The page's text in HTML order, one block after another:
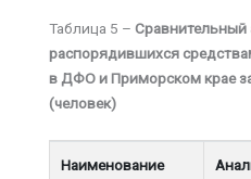
Таблица 5 – Сравнительный
распорядившихся
в ДФО и Приморском крае
(человек)
Наименование